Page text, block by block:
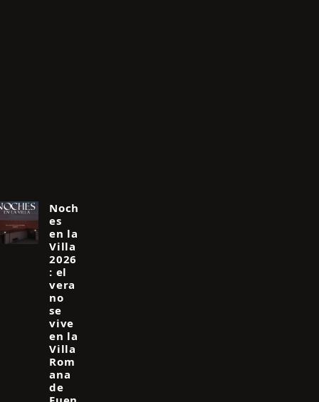
Noch
es
en la
Villa
2026
: el
vera
no
se
vive
en la
Villa
Rom
ana
de